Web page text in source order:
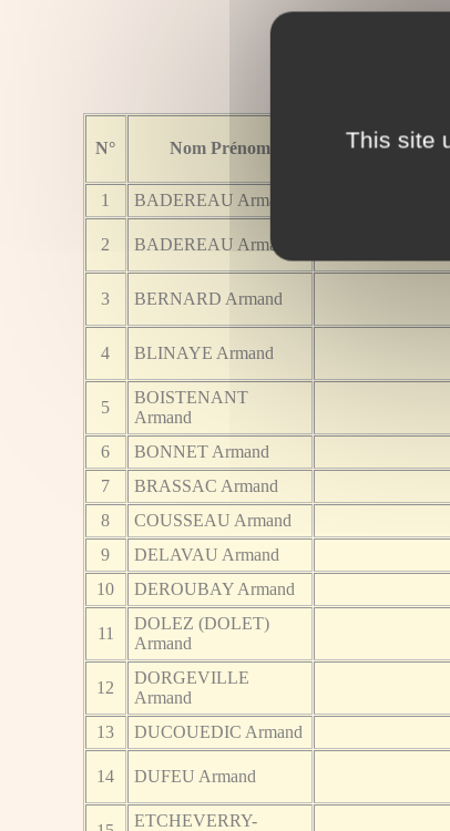
N° Nom Prénom Surnom
1
BADEREAU Armand
2 BADEREAU Armand
3 BERNARD Armand
4 BLINAYE Armand
5
BOISTENANT
Armand
6 BONNET Armand
7
BRASSAC Armand
8
COUSSEAU Armand
9
DELAVAU Armand
10
DEROUBAY Armand
11
DOLEZ (DOLET)
Armand
12
DORGEVILLE
Armand
13 DUCOUEDIC Armand
14 DUFEU Armand
ETCHEVERRY-
This site